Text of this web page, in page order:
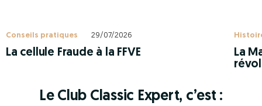
Conseils pratiques 29/07/2026
La cellule Fraude à la FFVE
La
Le Club Classic Expert, c’est :